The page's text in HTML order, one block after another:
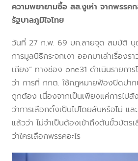
ความพยายามซื้อ สส.งูเห่า จากพรรค
รัฐบาลภูมิใจไทย
วันที่ 27 ก.พ. 69 บก.ลายจุด สมบัติ
การมูลนิธิกระจกเงา ออกมาเล่าเรื่องร
เถียง” ทางช่อง one31 ดำเนินรายกา
ว่า การที่ กกต. ใช้กฎหมายฟ้องปิดปาก
ถูกต้อง เนื่องจากเป็นเพียงแค่การไป
ว่าการเลือกตั้งเป็นไปโดยลับหรือไม่ แ
แล้วว่า ไม่จำเป็นต้องเข้าถึงต้นขั้วบัตร
ว่าใครเลือกพรรคอะไร